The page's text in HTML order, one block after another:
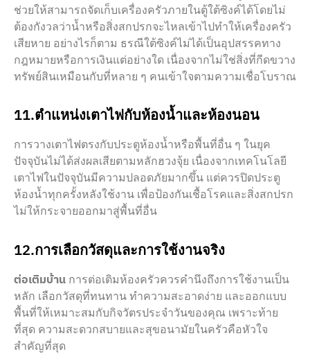
ช่วยให้สามารถจัดเก็บเครื่องครัวภายในตู้ใต้ซิงค์ได้โดยไม่
ต้องกังวลว่าน้ำหรือสิ่งสกปรกจะไหลเข้าไปทำให้เครื่องครัว
เสียหาย อย่างไรก็ตาม ธรณีใต้ซิงค์ไม่ได้เป็นอุปสรรคทาง
กฎหมายหรือการเงินแต่อย่างใด เนื่องจากไม่ใช่สิ่งที่กีดขวาง
ทรัพย์สินเหมือนกับที่หลาย ๆ คนเข้าใจตามความเชื่อโบราณ
11.ตำแหน่งเตาไฟกับห้องน้ำและห้องนอน
การวางเตาไฟตรงกับประตูห้องน้ำหรือพื้นที่อื่น ๆ ในยุค
ปัจจุบันไม่ได้ส่งผลเสียตามหลักฮวงจุ้ย เนื่องจากเทคโนโลยี
เตาไฟในปัจจุบันมีความปลอดภัยมากขึ้น แต่ควรปิดประตู
ห้องน้ำทุกครั้งหลังใช้งาน เพื่อป้องกันเชื้อโรคและสิ่งสกปรก
ไม่ให้กระจายออกมาสู่พื้นที่อื่น
12.การเลือกวัสดุและการใช้งานจริง
ต่อเติมบ้านการต่อเติมห้องครัวควรคำนึงถึงการใช้งานเป็น
หลัก เลือกวัสดุที่ทนทาน ทำความสะอาดง่าย และออกแบบ
พื้นที่ให้เหมาะสมกับกิจวัตรประจำวันของคุณ เพราะท้าย
ที่สุด ความสะดวกสบายและสุขอนามัยในครัวคือหัวใจ
สำคัญที่สุด